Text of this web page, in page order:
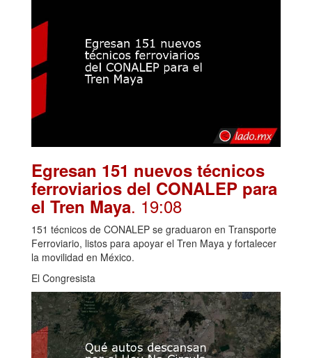
Egresan 151 nuevos técnicos
ferroviarios del CONALEP para
el Tren Maya. 19:08
151 técnicos de CONALEP se graduaron en Transporte
Ferroviario, listos para apoyar el Tren Maya y fortalecer
la movilidad en México.
El Congresista